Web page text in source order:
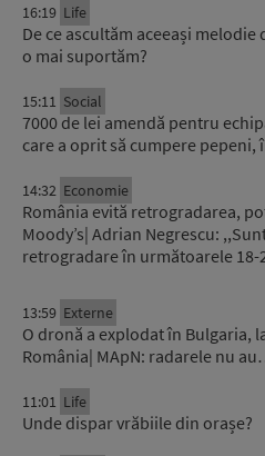
16:19 Life
De ce ascultăm aceeași
o mai suportăm?
15:11 Social
7000 de lei amendă pentru
care a oprit să cumpere
14:32 Economie
România evită retrogradarea,
Moody’s| Adrian Negrescu:
retrogradare în următoarele
13:59 Externe
O dronă a explodat în Bulgaria,
România| MApN: radarele nu
11:01 Life
Unde dispar vrăbiile din orașe?